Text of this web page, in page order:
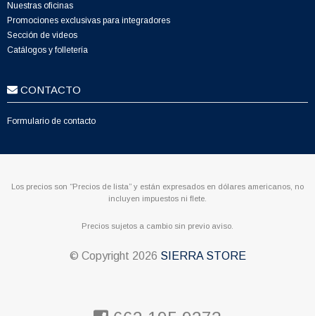
Nuestras oficinas
Promociones exclusivas para integradores
Sección de videos
Catálogos y folletería
CONTACTO
Formulario de contacto
Los precios son “Precios de lista” y están expresados en dólares americanos, no
incluyen impuestos ni flete.
Precios sujetos a cambio sin previo aviso.
© Copyright 2026 SIERRA STORE